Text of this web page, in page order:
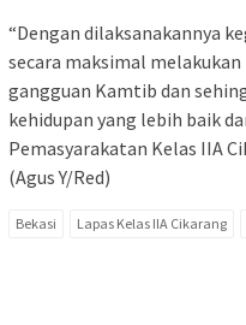
“Dengan dilaksanakannya
secara maksimal
gangguan Kamtib dan
kehidupan yang lebih baik
Pemasyarakatan Kelas IIA
(Agus Y/Red)
Bekasi Lapas Kelas IIA Cikarang